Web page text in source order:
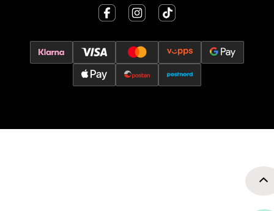
Vitaminveien 7 - 9, 0485 Oslo
0 i butikk